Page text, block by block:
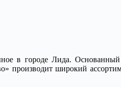
в городе Лида.
производит широкий